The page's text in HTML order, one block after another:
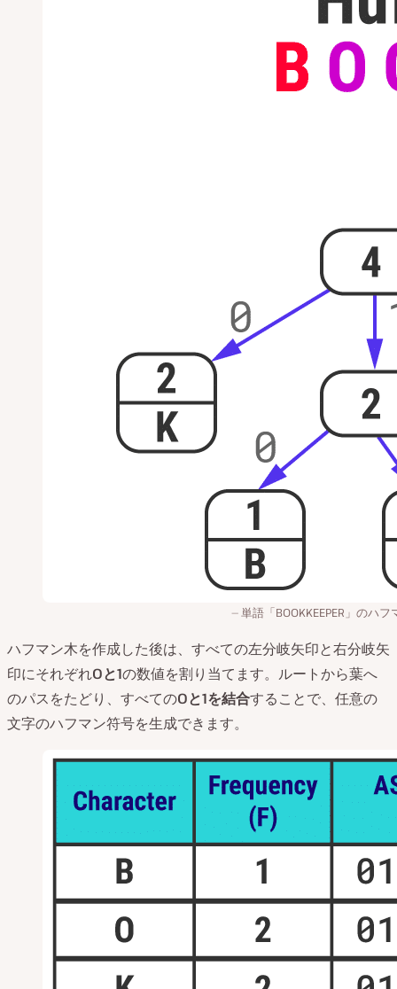
単語「BOOKKEEPER」のハフ
ハフマン木を作成した後は、すべての左分岐矢印と右分岐矢
印にそれぞれ0と1の数値を割り当てます。ルートから葉へ
のパスをたどり、すべての0と1を結合することで、任意の
文字のハフマン符号を生成できます。